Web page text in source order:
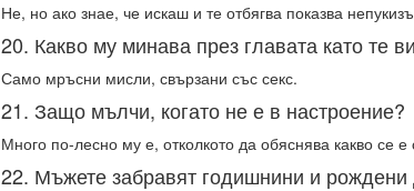
Не, но ако знае, че искаш и те отбягва показва
20. Какво му минава през главата като те
Само мръсни мисли, свързани със секс.
21. Защо мълчи, когато не е в настроение?
Много по-лесно му е, отколкото да обяснява какво се е
22. Мъжете забравят годишнини и рождени